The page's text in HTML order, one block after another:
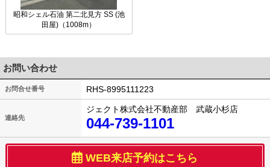
昭和シェル石油 第二北見方 SS (池
田屋)（1008m）
お問い合わせ
お問合せ番号 RHS-8995111223
連絡先
ジェクト株式会社不動産部 武蔵小杉店
044-739-1101
WEB来店予約はこちら